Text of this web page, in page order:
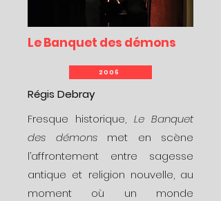
Le Banquet des démons
2006
Régis Debray
Fresque historique, Le Banquet
des démonsmet en scène
l’affrontement entre sagesse
antique et religion nouvelle, au
moment où un monde